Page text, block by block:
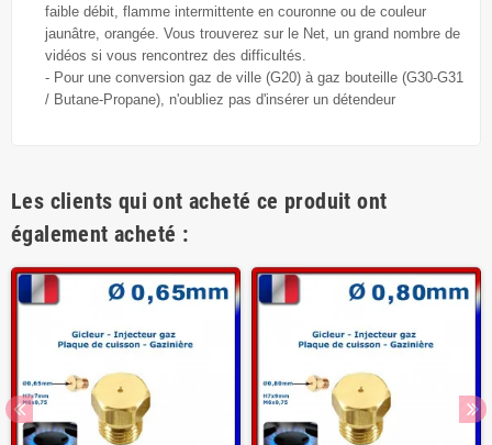
faible débit, flamme intermittente en couronne ou de couleur
jaunâtre, orangée. Vous trouverez sur le Net, un grand nombre de
vidéos si vous rencontrez des difficultés.
- Pour une conversion gaz de ville (G20) à gaz bouteille (G30-G31
/ Butane-Propane), n'oubliez pas d'insérer un détendeur
Les clients qui ont acheté ce produit ont
également acheté :